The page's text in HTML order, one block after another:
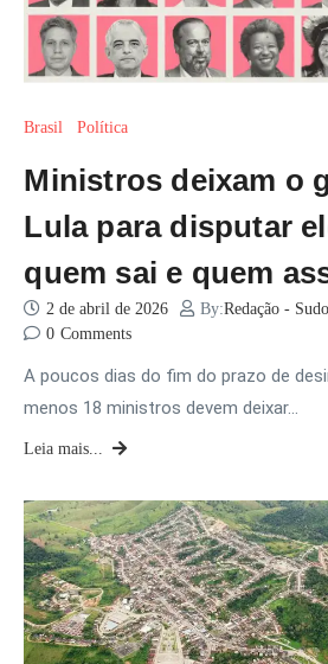
Brasil Política
Ministros deixam o
Lula para disputar
quem sai e quem
2 de abril de 2026 By:Redação -
0 Comments
A poucos dias do fim do prazo de
menos 18 ministros devem deixar…
Leia mais...